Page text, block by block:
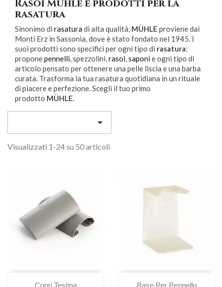
Rasoi Muhle e prodotti per la
rasatura
Sinonimo di rasatura di alta qualità, MÜHLE proviene dai
Monti Erz in Sassonia, dove è stato fondato nel 1945. I
suoi prodotti sono specifici per ogni tipo di rasatura:
proponepennelli, spezzolini,rasoi,saponi e ogni tipo di
articolo pensato per ottenere una pelle liscia e una barba
curata. Trasforma la tua rasatura quotidiana in un rituale
di piacere e perfezione. Scegli il tuo primo
prodotto MÜHLE.

Visualizzati 1-24 su 50 articoli